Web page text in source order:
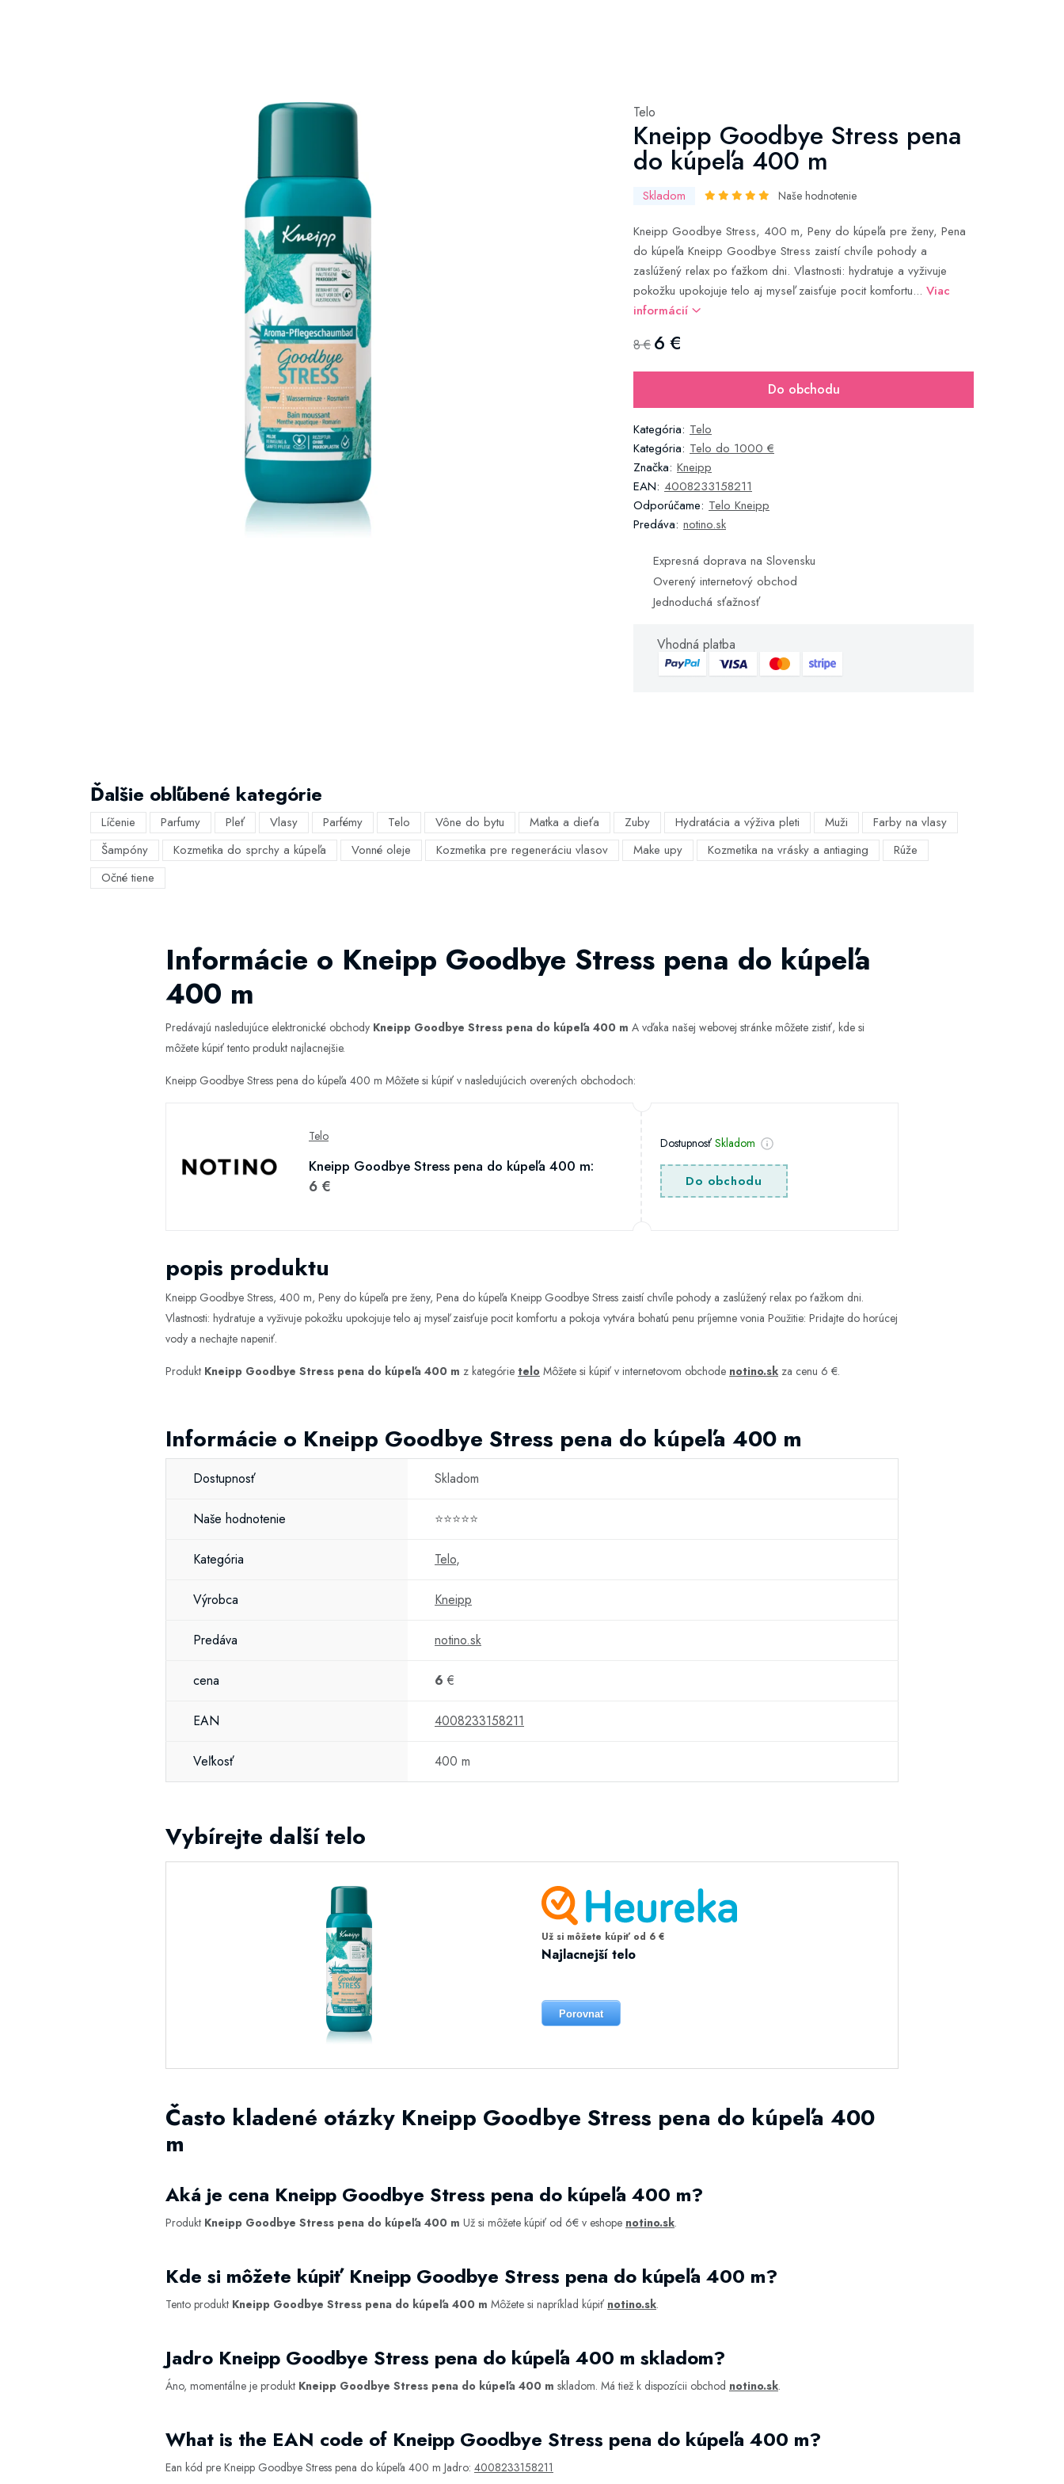
Telo
Kneipp Goodbye Stress pena
do kúpeľa 400 m
Skladom Naše hodnotenie
Kneipp Goodbye Stress, 400 m, Peny do kúpeľa pre ženy, Pena
do kúpeľa Kneipp Goodbye Stress zaistí chvíle pohody a
zaslúžený relax po ťažkom dni. Vlastnosti: hydratuje a vyživuje
pokožku upokojuje telo aj myseľ zaisťuje pocit komfortu... Viac
informácií
8 € 6 €
Do obchodu
Kategória: Telo
Kategória: Telo do 1000 €
Značka: Kneipp
EAN: 4008233158211
Odporúčame: Telo Kneipp
Predáva: notino.sk
Expresná doprava na Slovensku
Overený internetový obchod
Jednoduchá sťažnosť
Vhodná platba
Ďalšie obľúbené kategórie
Líčenie Parfumy Pleť Vlasy Parfémy Telo Vône do bytu Matka a dieťa Zuby Hydratácia a výživa pleti Muži
Farby na vlasy
Šampóny
Kozmetika do sprchy a kúpeľa Vonné oleje Kozmetika pre regeneráciu vlasov Make upy Kozmetika na vrásky a antiaging
Rúže
Očné tiene
Informácie o Kneipp Goodbye Stress pena do kúpeľa
400 m
Predávajú nasledujúce elektronické obchody Kneipp Goodbye Stress pena do kúpeľa 400 m A vďaka našej webovej stránke môžete zistiť, kde si
môžete kúpiť tento produkt najlacnejšie.
Kneipp Goodbye Stress pena do kúpeľa 400 m Môžete si kúpiť v nasledujúcich overených obchodoch:
Telo
Kneipp Goodbye Stress pena do kúpeľa 400 m:
6 €
DostupnosťSkladom
Do obchodu
popis produktu
Kneipp Goodbye Stress, 400 m, Peny do kúpeľa pre ženy, Pena do kúpeľa Kneipp Goodbye Stress zaistí chvíle pohody a zaslúžený relax po ťažkom dni.
Vlastnosti: hydratuje a vyživuje pokožku upokojuje telo aj myseľ zaisťuje pocit komfortu a pokoja vytvára bohatú penu príjemne vonia Použitie: Pridajte do horúcej
vody a nechajte napeniť.
Produkt Kneipp Goodbye Stress pena do kúpeľa 400 m z kategórie telo Môžete si kúpiť v internetovom obchode notino.sk za cenu 6 €.
Informácie o Kneipp Goodbye Stress pena do kúpeľa 400 m
Dostupnosť Skladom
Naše hodnotenie ⭐⭐⭐⭐⭐
Kategória Telo,
Výrobca Kneipp
Predáva notino.sk
cena 6 €
EAN 4008233158211
Veľkosť 400 m
Vybírejte další telo
Už si môžete kúpiť od 6 €
Najlacnejší telo
Porovnat
Často kladené otázky Kneipp Goodbye Stress pena do kúpeľa 400
m
Aká je cena Kneipp Goodbye Stress pena do kúpeľa 400 m?
Produkt Kneipp Goodbye Stress pena do kúpeľa 400 m Už si môžete kúpiť od 6€ v eshope notino.sk.
Kde si môžete kúpiť Kneipp Goodbye Stress pena do kúpeľa 400 m?
Tento produkt Kneipp Goodbye Stress pena do kúpeľa 400 m Môžete si napríklad kúpiť notino.sk.
Jadro Kneipp Goodbye Stress pena do kúpeľa 400 m skladom?
Áno, momentálne je produkt Kneipp Goodbye Stress pena do kúpeľa 400 m skladom. Má tiež k dispozícii obchod notino.sk.
What is the EAN code of Kneipp Goodbye Stress pena do kúpeľa 400 m?
Ean kód pre Kneipp Goodbye Stress pena do kúpeľa 400 m Jadro: 4008233158211